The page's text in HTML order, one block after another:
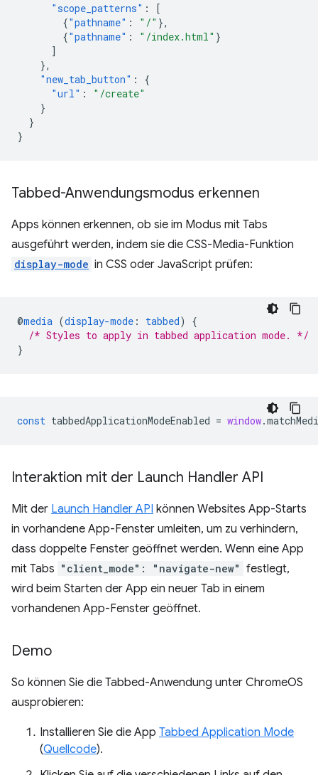
"scope_patterns" :
[
{"pathname" : "/" },
{"pathname" : "/index.html" }
]
},
"new_tab_button" :
{
"url" :
"/create"
}
}
}
Tabbed-Anwendungsmodus erkennen
Apps können erkennen, ob sie im Modus mit Tabs
ausgeführt werden, indem sie die CSS-Media-Funktion
display-mode in CSS oder JavaScript prüfen:
@media (display-mode : tabbed)
{
/* Styles to apply in tabbed application mode. */
}
const tabbedApplicationModeEnabled = window.
Interaktion mit der Launch Handler API
Mit der Launch Handler API können Websites App-Starts
in vorhandene App-Fenster umleiten, um zu verhindern,
dass doppelte Fenster geöffnet werden. Wenn eine App
mit Tabs "client_mode": "navigate-new" festlegt,
wird beim Starten der App ein neuer Tab in einem
vorhandenen App-Fenster geöffnet.
Demo
So können Sie die Tabbed-Anwendung unter ChromeOS
ausprobieren:
Installieren Sie die App Tabbed Application Mode
(Quellcode).